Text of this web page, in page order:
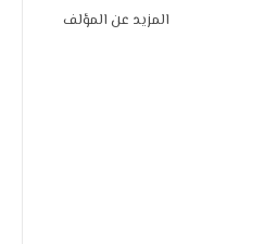
المزيد عن المؤلف